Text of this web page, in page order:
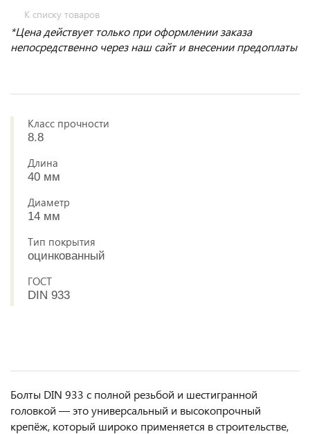
К списку товаров
*Цена действует только при оформлении заказа
непосредственно через наш сайт и внесении предоплаты
Класс прочности
8.8
Длина
40 мм
Диаметр
14 мм
Тип покрытия
оцинкованный
ГОСТ
DIN 933
Болты DIN 933 с полной резьбой и шестигранной
головкой — это универсальный и высокопрочный
крепёж, который широко применяется в строительстве,